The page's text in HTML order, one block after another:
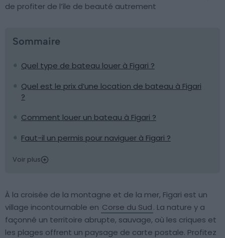
de profiter de l’île de beauté autrement
Sommaire
Quel type de bateau louer à Figari ?
Quel est le prix d’une location de bateau à Figari
?
Comment louer un bateau à Figari ?
Faut-il un permis pour naviguer à Figari ?
Voir plus
À la croisée de la montagne et de la mer, Figari est un
village incontournable en Corse du Sud. La nature y a
façonné un territoire abrupte, sauvage, où les criques et
les plages offrent un paysage de carte postale. Profitez